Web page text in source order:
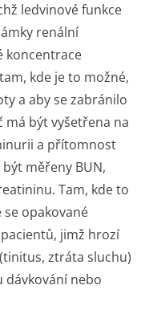
ledvinové funkce
renální
koncentrace
kde je to možné,
a aby se zabránilo
být vyšetřena na
a přítomnost
měřeny BUN,
Tam, kde to
opakované
jimž hrozí
ztráta sluchu)
nebo